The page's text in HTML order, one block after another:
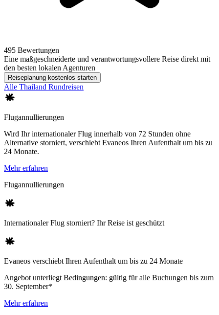
495 Bewertungen
Eine maßgeschneiderte und verantwortungsvollere Reise direkt mit
den besten lokalen Agenturen
Reiseplanung kostenlos starten
Alle Thailand Rundreisen
Flugannullierungen
Wird Ihr internationaler Flug innerhalb von 72 Stunden ohne
Alternative storniert, verschiebt Evaneos Ihren Aufenthalt um bis zu
24 Monate.
Mehr erfahren
Flugannullierungen
Internationaler Flug storniert? Ihr Reise ist geschützt
Evaneos verschiebt Ihren Aufenthalt um bis zu 24 Monate
Angebot unterliegt Bedingungen: gültig für alle Buchungen bis zum
30. September*
Mehr erfahren